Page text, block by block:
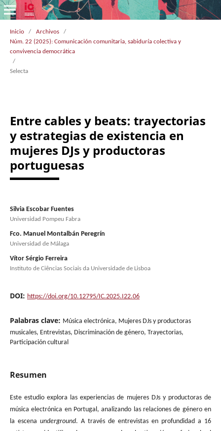
Inicio / Archivos
/
Núm. 22 (2025): Comunicación comunitaria, sabiduría colectiva y
convivencia democrática
/
Selecta
Entre cables y beats: trayectorias
y estrategias de existencia en
mujeres DJs y productoras
portuguesas
Silvia Escobar Fuentes
Universidad Pompeu Fabra
Fco. Manuel Montalbán Peregrín
Universidad de Málaga
Vítor Sérgio Ferreira
Instituto de Ciências Sociais da Universidade de Lisboa
DOI: https://doi.org/10.12795/IC.2025.I22.06
Palabras clave: Música electrónica, Mujeres DJs y productoras
musicales, Entrevistas, Discriminación de género, Trayectorias,
Participación cultural
Resumen
Este estudio explora las experiencias de mujeres DJs y productoras de
música electrónica en Portugal, analizando las relaciones de género en
la escena underground. A través de entrevistas en profundidad a 16